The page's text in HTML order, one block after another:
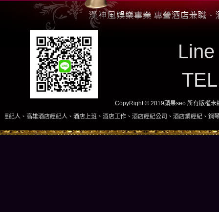
CopyRight © 2019蘋果seo 所有版權未
雄酒店經紀人、酒店上班、酒店工作、酒店經紀公司、酒店業經紀、鋼琴酒吧